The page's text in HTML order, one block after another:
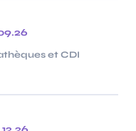
et CDI